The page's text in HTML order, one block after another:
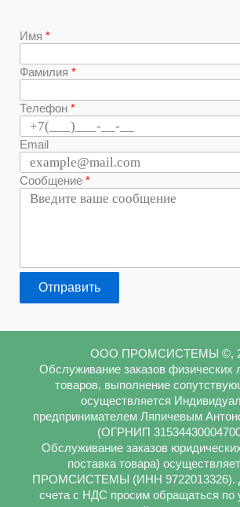
Имя
Фамилия
Телефон
Email
Сообщение
Отправить
ООО ПРОМСИСТЕМЫ ©,
Обслуживание заказов физических
товаров, выполнение
осуществляется
предпринимателем Ляпичевым
(ОГРНИП
Обслуживание заказов
поставка товара)
ПРОМСИСТЕМЫ (ИНН 9722013326).
счета с НДС просим обращаться по